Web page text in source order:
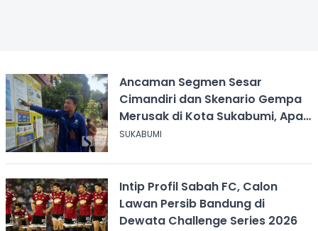
Ancaman Segmen Sesar
Cimandiri dan Skenario Gempa
Merusak di Kota Sukabumi, Apa
yang Harus Dilakukan?
SUKABUMI
Intip Profil Sabah FC, Calon
Lawan Persib Bandung di
Dewata Challenge Series 2026